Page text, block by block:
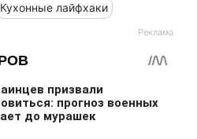
Кухонные лайфхаки